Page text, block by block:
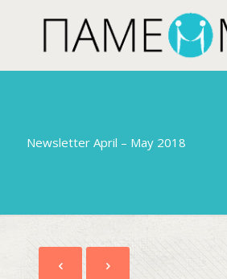
Newsletter April – May 2018